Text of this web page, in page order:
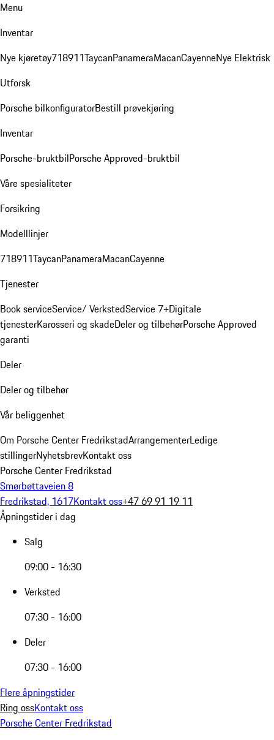
Menu
Inventar
Nye kjøretøy718911TaycanPanameraMacanCayenneNye Elektrisk
Utforsk
Porsche bilkonfiguratorBestill prøvekjøring
Inventar
Porsche-bruktbilPorsche Approved-bruktbil
Våre spesialiteter
Forsikring
Modelllinjer
718911TaycanPanameraMacanCayenne
Tjenester
Book serviceService/ VerkstedService 7+Digitale
tjenesterKarosseri og skadeDeler og tilbehørPorsche Approved
garanti
Deler
Deler og tilbehør
Vår beliggenhet
Om Porsche Center FredrikstadArrangementerLedige
stillingerNyhetsbrevKontakt oss
Porsche Center Fredrikstad
Smørbøttaveien 8
Fredrikstad, 1617Kontakt oss+47 69 91 19 11
Åpningstider i dag
Salg
09:00 - 16:30
Verksted
07:30 - 16:00
Deler
07:30 - 16:00
Flere åpningstider
Ring ossKontakt oss
Porsche Center Fredrikstad